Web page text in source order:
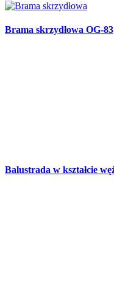
Brama skrzydłowa OG-83
Wieszak na ubrania R-64